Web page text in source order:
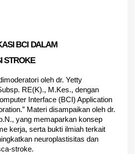
BCI DALAM
STROKE
oleh dr. Yetty
RE(K)., M.Kes., dengan
Interface (BCI) Application
Materi disampaikan oleh dr.
, yang memaparkan konsep
kerja, serta bukti ilmiah terkait
neuroplastisitas dan
stroke.